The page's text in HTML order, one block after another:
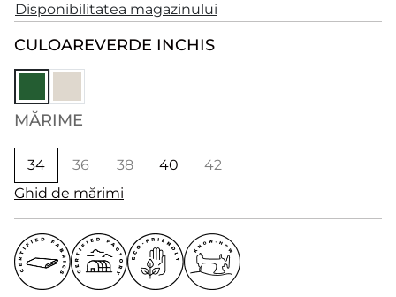
Disponibilitatea magazinului
CULOAREVERDE INCHIS
MĂRIME
34 36 38 40
42
Ghid de mărimi